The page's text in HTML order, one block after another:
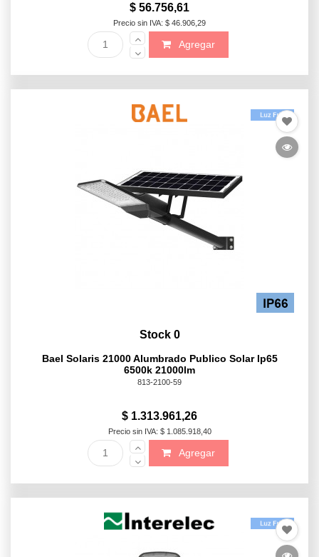
$ 56.756,61
Precio sin IVA: $ 46.906,29
Agregar
Stock 0
Bael Solaris 21000 Alumbrado Publico Solar Ip65
6500k 21000lm
813-2100-59
$ 1.313.961,26
Precio sin IVA: $ 1.085.918,40
Agregar